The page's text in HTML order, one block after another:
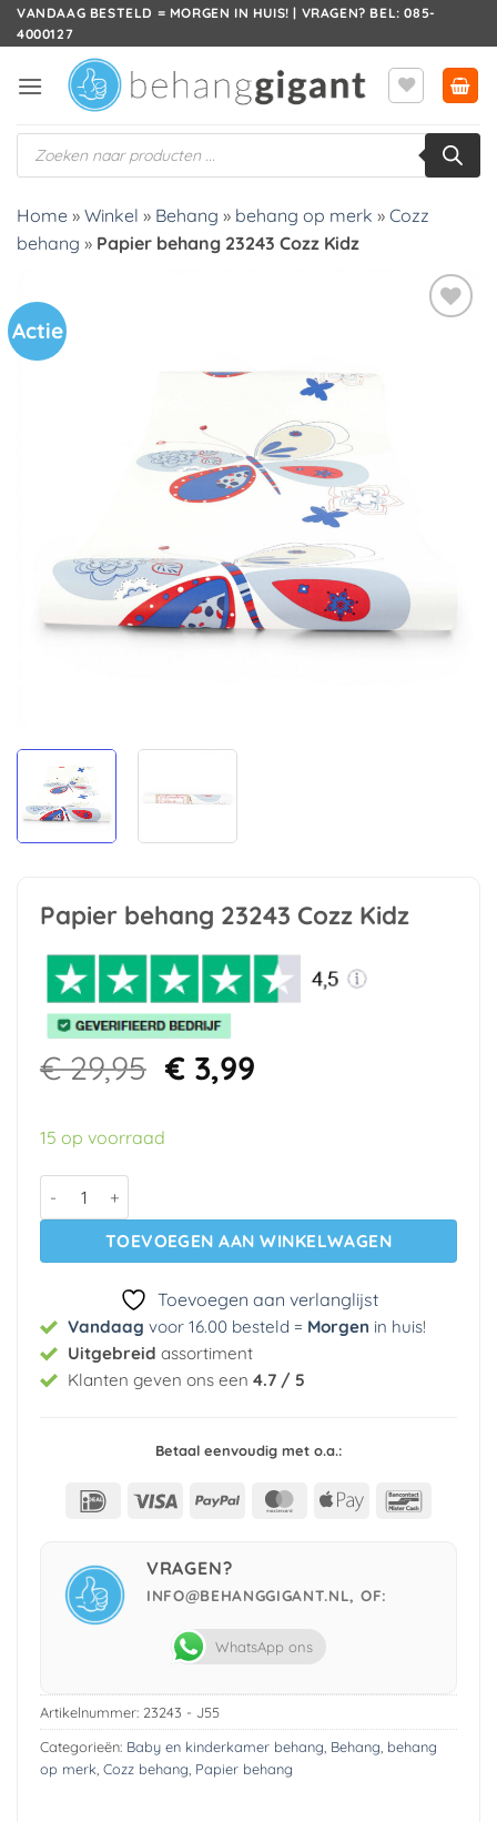
Ga
naar
VANDAAG BESTELD = MORGEN IN HUIS! | VRAGEN? BEL: 085-
4000127
Producten
zoeken
Home » Winkel » Behang » behang op merk » Cozz
behang » Papier behang 23243 Cozz Kidz
Actie
Papier behang 23243 Cozz Kidz
€29,95 Oorspronkelijke
prijs
was:
€3,99Huidige
15 op voorraad
Papier behang 23243 Cozz Kidz aantal
TOEVOEGEN AAN WINKELWAGEN
Toevoegen aan verlanglijst
Vandaag voor 16.00 besteld = Morgen in huis!
Uitgebreid assortiment
Klanten geven ons een 4.7 / 5
Betaal eenvoudig met o.a.:
IDeal Visa PayPal MasterCard
Apple
VRAGEN?
INFO@BEHANGGIGANT.NL, OF:
WhatsApp ons
Artikelnummer: 23243 - J55
Categorieën: Baby en kinderkamer behang Behang behang
op merk Cozz behang Papier behang